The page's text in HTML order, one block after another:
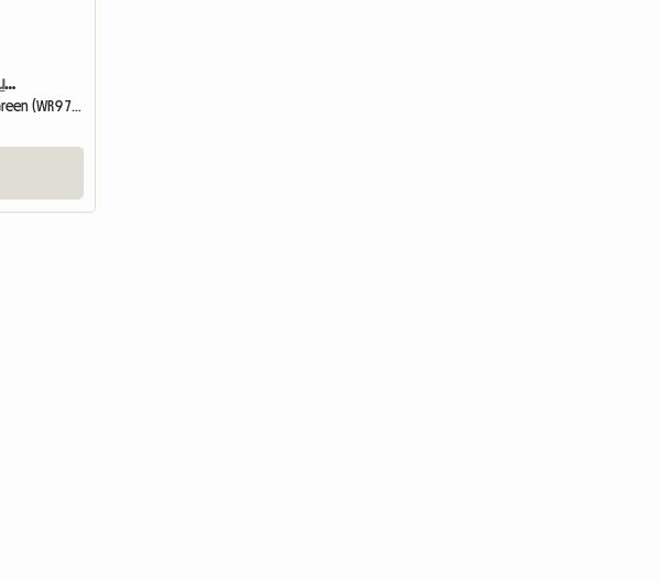
Retraite de campagne de luxe indépendante à Croftytowers
Logement entier | Broughton Green (WR9 7ED) | 34 M2